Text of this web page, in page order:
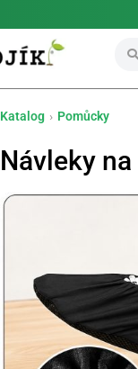
Katalog › Pomůcky
Návleky